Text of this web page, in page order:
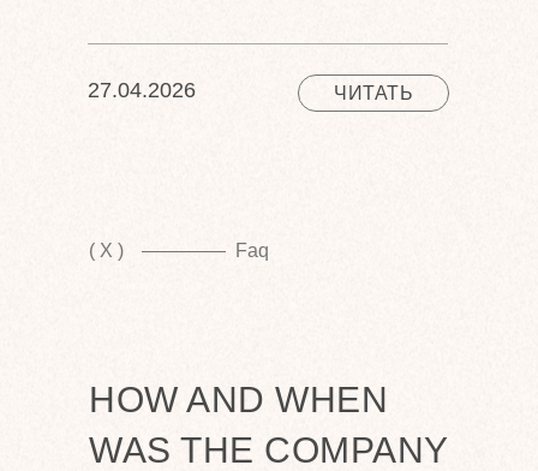
27.04.2026 ЧИТАТЬ
( X ) Faq
HOW AND WHEN
WAS THE COMPANY